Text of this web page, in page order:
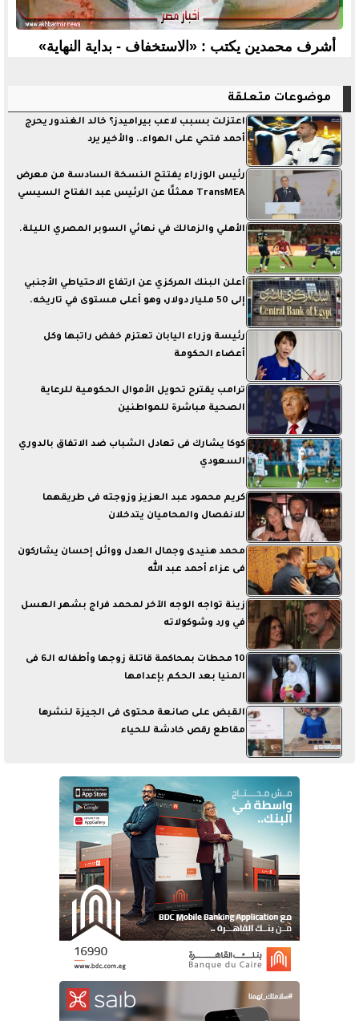
أشرف محمدين يكتب : «الاستخفاف - بداية النهاية»
موضوعات متعلقة
اعتزلت بسبب لاعب بيراميدز؟ خالد الغندور يحرج
أحمد فتحي على الهواء.. والأخير يرد
رئيس الوزراء يفتتح النسخة السادسة من معرض
TransMEA ممثلًا عن الرئيس عبد الفتاح السيسي
الأهلي والزمالك في نهائي السوبر المصري الليلة.
أعلن البنك المركزي عن ارتفاع الاحتياطي الأجنبي
إلى 50 مليار دولار، وهو أعلى مستوى في تاريخه.
رئيسة وزراء اليابان تعتزم خفض راتبها وكل
أعضاء الحكومة
ترامب يقترح تحويل الأموال الحكومية للرعاية
الصحية مباشرة للمواطنين
كوكا يشارك فى تعادل الشباب ضد الاتفاق بالدوري
السعودي
كريم محمود عبد العزيز وزوجته فى طريقهما
للانفصال والمحاميان يتدخلان
محمد هنيدى وجمال العدل ووائل إحسان يشاركون
فى عزاء أحمد عبد الله
زينة تواجه الوجه الآخر لمحمد فراج بشهر العسل
في ورد وشوكولاته
10 محطات بمحاكمة قاتلة زوجها وأطفاله الـ6 فى
المنيا بعد الحكم بإعدامها
القبض على صانعة محتوى فى الجيزة لنشرها
مقاطع رقص خادشة للحياء